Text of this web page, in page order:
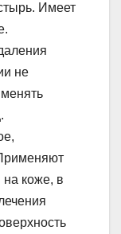
Имеет
не
на коже, в